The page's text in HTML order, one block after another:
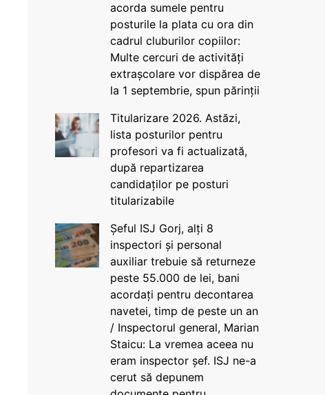
acorda sumele pentru
posturile la plata cu ora din
cadrul cluburilor copiilor:
Multe cercuri de activități
extrașcolare vor dispărea de
la 1 septembrie, spun părinții
Titularizare 2026. Astăzi,
lista posturilor pentru
profesori va fi actualizată,
după repartizarea
candidaților pe posturi
titularizabile
Șeful ISJ Gorj, alți 8
inspectori și personal
auxiliar trebuie să returneze
peste 55.000 de lei, bani
acordați pentru decontarea
navetei, timp de peste un an
/ Inspectorul general, Marian
Staicu: La vremea aceea nu
eram inspector șef. ISJ ne-a
cerut să depunem